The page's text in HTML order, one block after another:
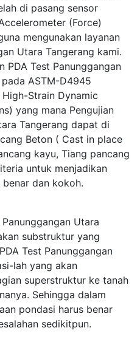
di pasang sensor
(Force)
mengunakan layanan
Utara Tangerang kami.
PDA Test Panunggangan
ASTM-D4945
Strain Dynamic
yang mana Pengujian
Tangerang dapat di
Beton ( Cast in place
kayu, Tiang pancang
untuk menjadikan
dan kokoh.
Utara
substruktur yang
Test Panunggangan
lah yang akan
superstruktur ke tanah
Sehingga dalam
pondasi harus benar
sedikitpun.